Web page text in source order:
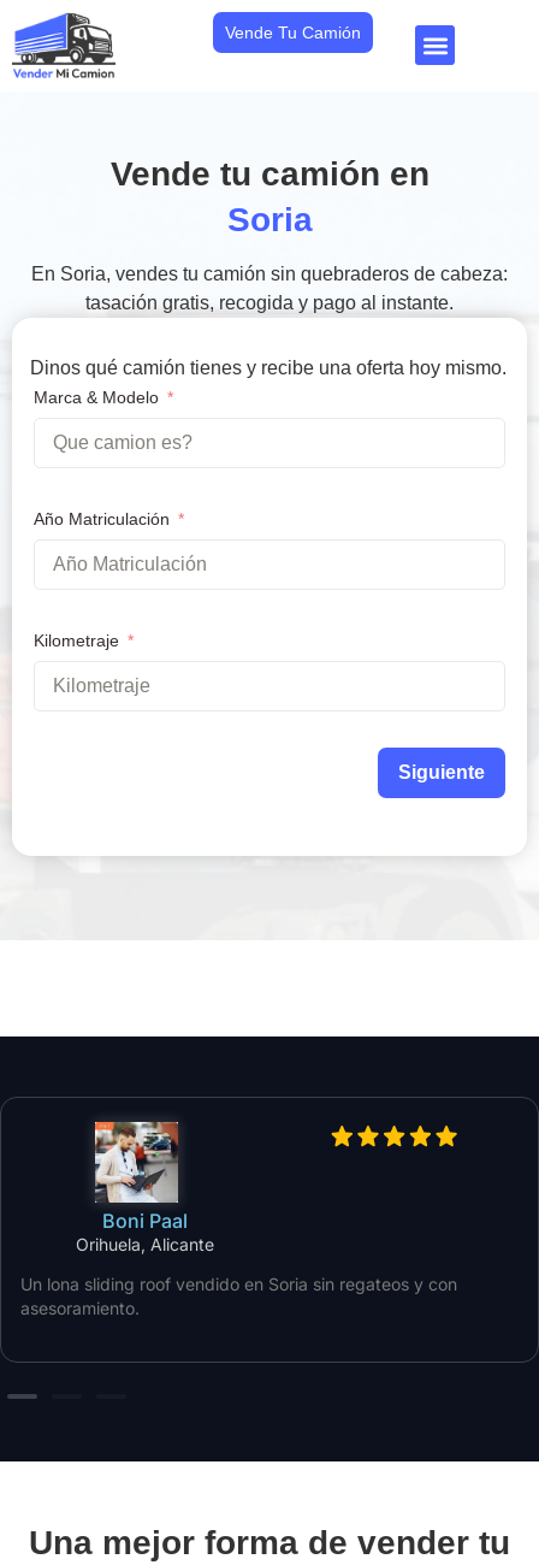
Vende Tu Camión
Vende tu camión en
Soria
En Soria, vendes tu camión sin quebraderos de cabeza:
tasación gratis, recogida y pago al instante.
Dinos qué camión tienes y recibe una oferta hoy mismo.
Marca & Modelo
Año Matriculación
Kilometraje
Siguiente
Boni Paal
Orihuela, Alicante
Un lona sliding roof vendido en Soria sin regateos y con
asesoramiento.
Una mejor forma de vender tu